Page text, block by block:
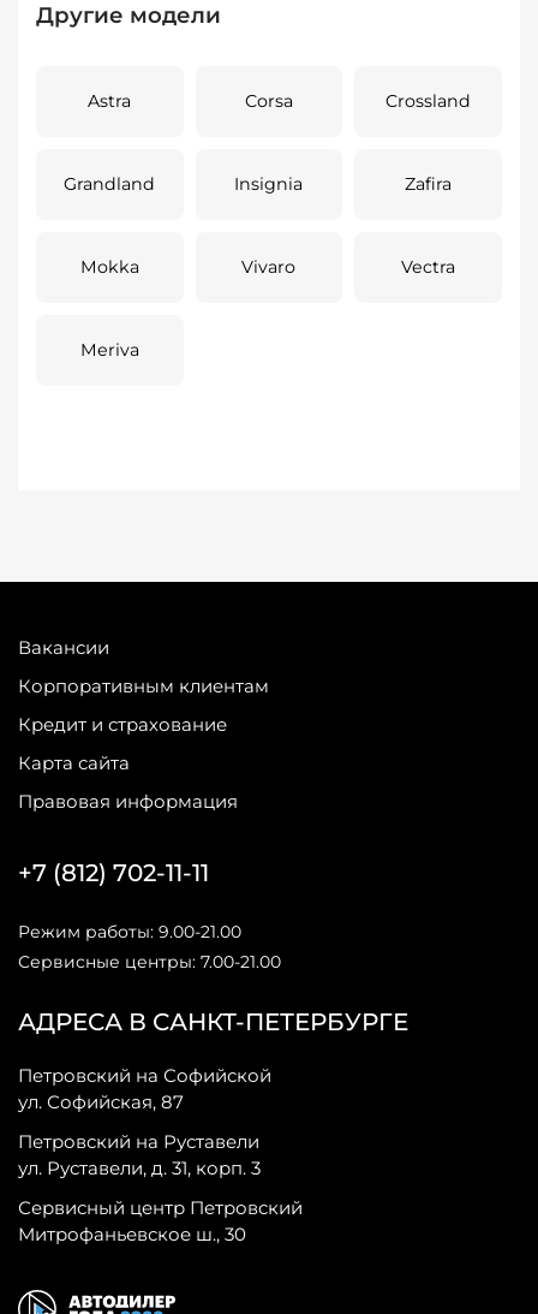
Другие модели
Astra Corsa Crossland
Grandland Insignia Zafira
Mokka Vivaro Vectra
Meriva
Вакансии
Корпоративным клиентам
Кредит и страхование
Карта сайта
Правовая информация
АДРЕСА В САНКТ-ПЕТЕРБУРГЕ
Петровский на Софийской
ул. Софийская, 87
Петровский на Руставели
ул. Руставели, д. 31, корп. 3
Сервисный центр Петровский
Митрофаньевское ш., 30
+7 (812) 702-11-11
Режим работы: 9.00-21.00
Сервисные центры: 7.00-21.00